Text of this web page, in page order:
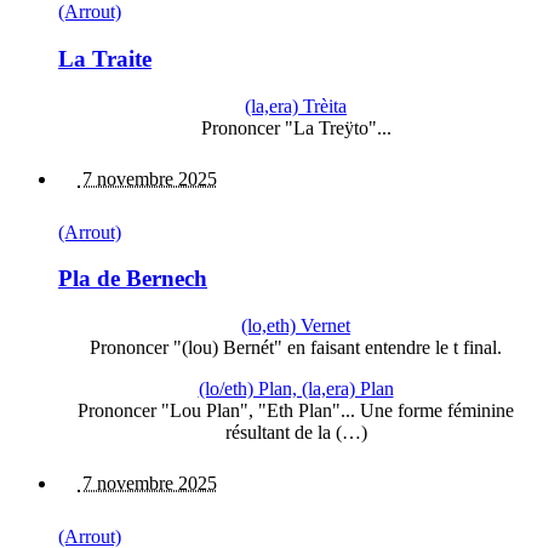
(Arrout)
La Traite
(la,era) Trèita
Prononcer "La Treÿto"...
7 novembre 2025
(Arrout)
Pla de Bernech
(lo,eth) Vernet
Prononcer "(lou) Bernét" en faisant entendre le t final.
(lo/eth) Plan, (la,era) Plan
Prononcer "Lou Plan", "Eth Plan"... Une forme féminine
résultant de la (…)
7 novembre 2025
(Arrout)